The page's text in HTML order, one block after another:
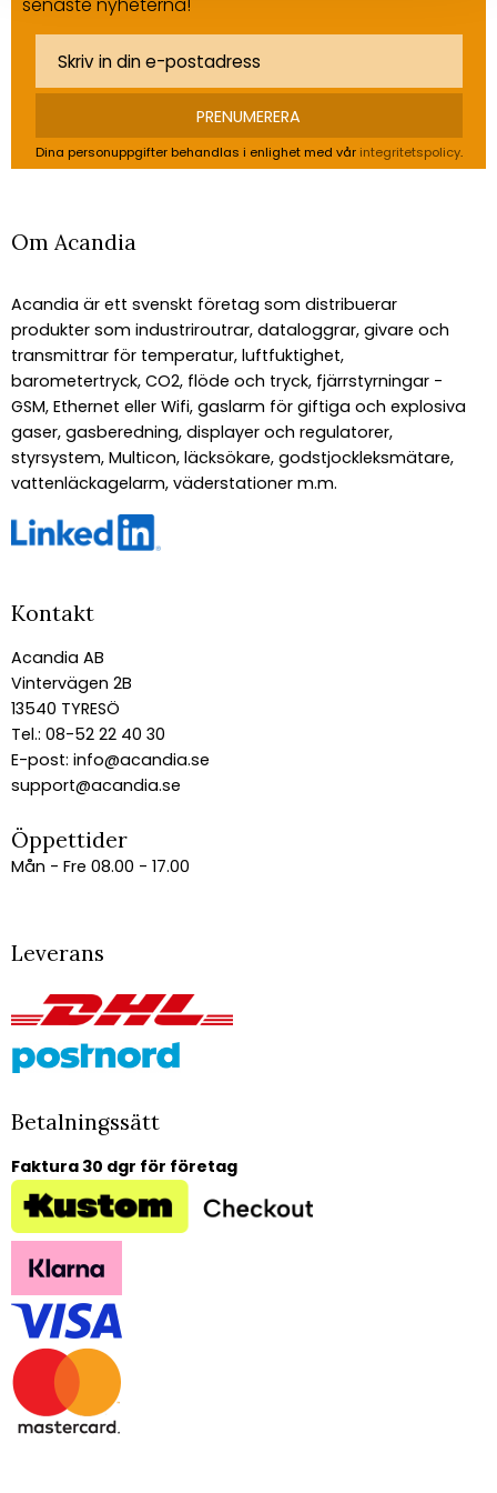
PRENUMERERA
Dina personuppgifter behandlas i enlighet med vår integritetspolicy.
Om Acandia
Acandia är ett svenskt företag som distribuerar
produkter som industriroutrar, dataloggrar, givare och
transmittrar för temperatur, luftfuktighet,
barometertryck, CO2, flöde och tryck, fjärrstyrningar -
GSM, Ethernet eller Wifi, gaslarm för giftiga och explosiva
gaser, gasberedning, displayer och regulatorer,
styrsystem, Multicon, läcksökare, godstjockleksmätare,
vattenläckagelarm, väderstationer m.m.
Kontakt
Acandia AB
Vintervägen 2B
13540 TYRESÖ
Tel.: 08-52 22 40 30
E-post: info@acandia.se
support@acandia.se
Öppettider
Mån - Fre 08.00 - 17.00
Leverans
Betalningssätt
Faktura 30 dgr för företag